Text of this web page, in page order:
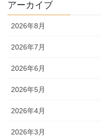
アーカイブ
2026年8月
2026年7月
2026年6月
2026年5月
2026年4月
2026年3月